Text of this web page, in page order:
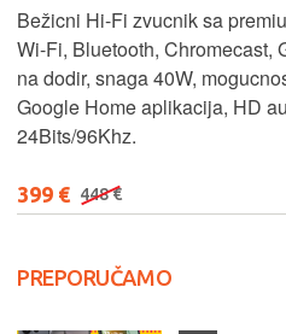
Bežicni Hi-Fi zvucnik sa
Wi-Fi, Bluetooth, Chromecast,
na dodir, snaga 40W,
Google Home aplikacija, HD
24Bits/96Khz.
399 € 448 €
PREPORUČAMO